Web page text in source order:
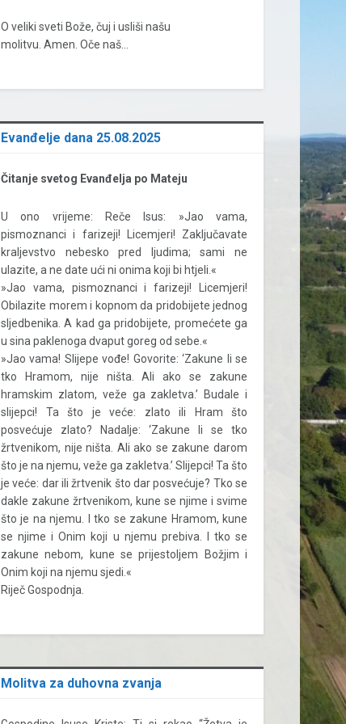
O veliki sveti Bože, čuj i usliši našu
molitvu. Amen. Oče naš…
Evanđelje dana 25.08.2025
Čitanje svetog Evanđelja po Mateju
U ono vrijeme: Reče Isus: »Jao vama,
pismoznanci i farizeji! Licemjeri! Zaključavate
kraljevstvo nebesko pred ljudima; sami ne
ulazite, a ne date ući ni onima koji bi htjeli.«
»Jao vama, pismoznanci i farizeji! Licemjeri!
Obilazite morem i kopnom da pridobijete jednog
sljedbenika. A kad ga pridobijete, promećete ga
u sina paklenoga dvaput goreg od sebe.«
»Jao vama! Slijepe vođe! Govorite: ‘Zakune li se
tko Hramom, nije ništa. Ali ako se zakune
hramskim zlatom, veže ga zakletva.’ Budale i
slijepci! Ta što je veće: zlato ili Hram što
posvećuje zlato? Nadalje: ‘Zakune li se tko
žrtvenikom, nije ništa. Ali ako se zakune darom
što je na njemu, veže ga zakletva.’ Slijepci! Ta što
je veće: dar ili žrtvenik što dar posvećuje? Tko se
dakle zakune žrtvenikom, kune se njime i svime
što je na njemu. I tko se zakune Hramom, kune
se njime i Onim koji u njemu prebiva. I tko se
zakune nebom, kune se prijestoljem Božjim i
Onim koji na njemu sjedi.«
Riječ Gospodnja.
Molitva za duhovna zvanja